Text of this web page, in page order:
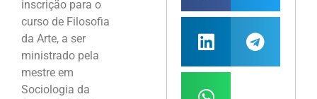
inscrição para o
curso de Filosofia
da Arte, a ser
ministrado pela
mestre em
Sociologia da